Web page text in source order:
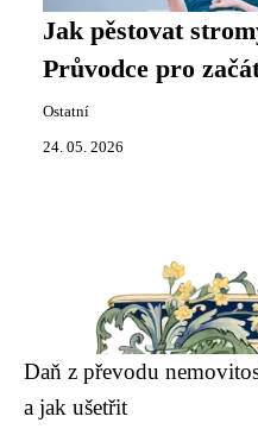
Jak pěstovat
Průvodce pro
Ostatní
24. 05. 2026
Daň z převodu
a jak ušetřit